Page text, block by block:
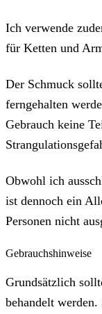
Ich verwende
für Ketten und
Der Schmuck
ferngehalten
Gebrauch keine
Obwohl ich
ist dennoch ein
Personen nicht
Gebrauchshinweise
Grundsätzlich
behandelt